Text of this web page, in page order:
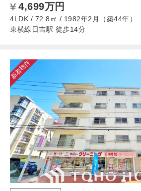
4,699万円
4LDK / 72.8㎡ / 1982年2月（築44年）
東横線日吉駅 徒歩14分
新着物件